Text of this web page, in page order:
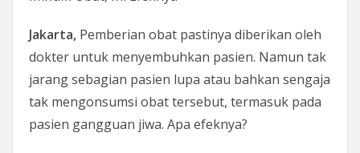
Jakarta, Pemberian obat pastinya diberikan oleh
dokter untuk menyembuhkan pasien. Namun tak
jarang sebagian pasien lupa atau bahkan sengaja
tak mengonsumsi obat tersebut, termasuk pada
pasien gangguan jiwa. Apa efeknya?